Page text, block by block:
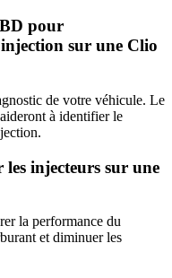
pour
sur une Clio
de votre véhicule. Le
à identifier le
les injecteurs sur une
la performance du
et diminuer les